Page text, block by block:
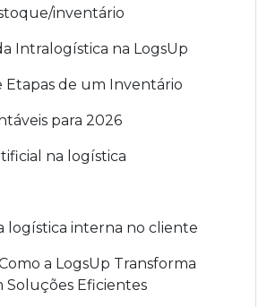
inventário
Intralogística na LogsUp
Etapas de um Inventário
para 2026
na logística
logística interna no cliente
a LogsUp Transforma
Soluções Eficientes